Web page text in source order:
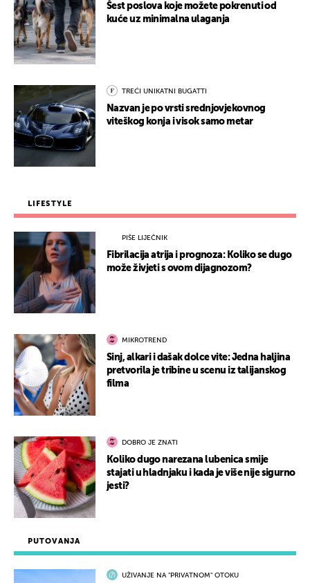
PUTOVANJA
UŽIVANJE NA "PRIVATNOM" OTOKU
Šest poslova koje možete pokrenuti od
kuće uz minimalna ulaganja
TREĆI UNIKATNI BUGATTI
Nazvan je po vrsti srednjovjekovnog
viteškog konja i visok samo metar
LIFESTYLE
PIŠE LIJEČNIK
Fibrilacija atrija i prognoza: Koliko se dugo
može živjeti s ovom dijagnozom?
MIKROTREND
Sinj, alkari i dašak dolce vite: Jedna haljina
pretvorila je tribine u scenu iz talijanskog
filma
DOBRO JE ZNATI
Koliko dugo narezana lubenica smije
stajati u hladnjaku i kada je više nije sigurno
jesti?